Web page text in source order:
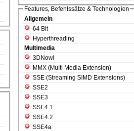
Features, Befehlssätze & Technologien
Allgemein
64 Bit
Hyperthreading
Multimedia
3DNow!
MMX (Multi Media Extension)
SSE (Streaming SIMD Extensions)
SSE2
SSE3
SSE4.1
SSE4.2
SSE4a